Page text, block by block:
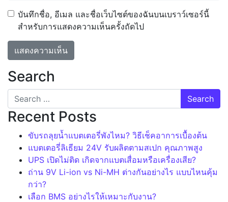
บันทึกชื่อ, อีเมล และชื่อเว็บไซต์ของฉันบนเบราว์เซอร์นี้
สำหรับการแสดงความเห็นครั้งถัดไป
Search
Recent Posts
ขับรถลุยน้ำแบตเตอรี่พังไหม? วิธีเช็คอาการเบื้องต้น
แบตเตอรี่ลิเธียม 24V รับผลิตตามสเปก คุณภาพสูง
UPS เปิดไม่ติด เกิดจากแบตเสื่อมหรือเครื่องเสีย?
ถ่าน 9V Li-ion vs Ni-MH ต่างกันอย่างไร แบบไหนคุ้ม
กว่า?
เลือก BMS อย่างไรให้เหมาะกับงาน?